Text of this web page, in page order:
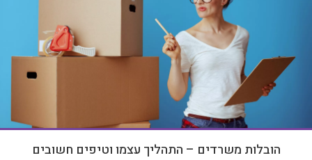
הובלות משרדים – התהליך עצמו וטיפים חשובים